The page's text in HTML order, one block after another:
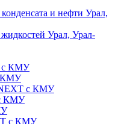
и нефти Урал,
Урал, Урал-
с КМУ
КМУ
NEXT с КМУ
КМУ
с КМУ